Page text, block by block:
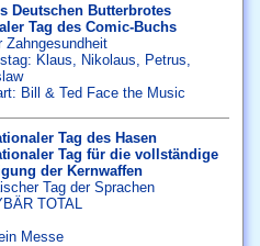
Deutschen Butterbrotes
Tag des Comic-Buchs
Zahngesundheit
Klaus Nikolaus Petrus
Bill & Ted Face the Music
Tag des Hasen
Tag für die vollständige
der Kernwaffen
Tag der Sprachen
TOTAL
Messe